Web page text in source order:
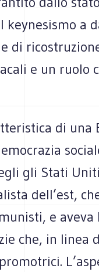
a
di
e un ruolo
di una
gli Stati
dell’est,
e aveva
che, in linea